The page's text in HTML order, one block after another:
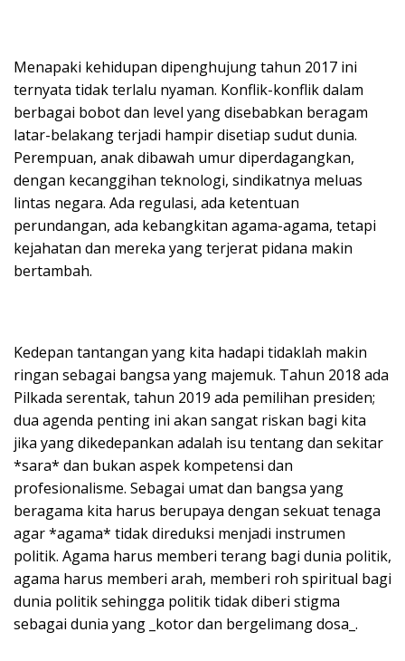
Menapaki kehidupan dipenghujung tahun 2017 ini
ternyata tidak terlalu nyaman. Konflik-konflik dalam
berbagai bobot dan level yang disebabkan beragam
latar-belakang terjadi hampir disetiap sudut dunia.
Perempuan, anak dibawah umur diperdagangkan,
dengan kecanggihan teknologi, sindikatnya meluas
lintas negara. Ada regulasi, ada ketentuan
perundangan, ada kebangkitan agama-agama, tetapi
kejahatan dan mereka yang terjerat pidana makin
bertambah.
Kedepan tantangan yang kita hadapi tidaklah makin
ringan sebagai bangsa yang majemuk. Tahun 2018 ada
Pilkada serentak, tahun 2019 ada pemilihan presiden;
dua agenda penting ini akan sangat riskan bagi kita
jika yang dikedepankan adalah isu tentang dan sekitar
*sara* dan bukan aspek kompetensi dan
profesionalisme. Sebagai umat dan bangsa yang
beragama kita harus berupaya dengan sekuat tenaga
agar *agama* tidak direduksi menjadi instrumen
politik. Agama harus memberi terang bagi dunia politik,
agama harus memberi arah, memberi roh spiritual bagi
dunia politik sehingga politik tidak diberi stigma
sebagai dunia yang _kotor dan bergelimang dosa_.